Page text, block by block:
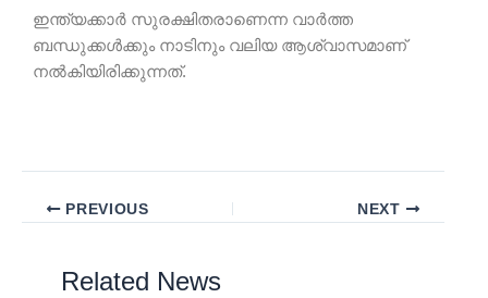
ഇന്ത്യക്കാർ സുരക്ഷിതരാണെന്ന വാർത്ത
ബന്ധുക്കൾക്കും നാടിനും വലിയ ആശ്വാസമാണ്
നൽകിയിരിക്കുന്നത്.
PREVIOUS NEXT
Related News